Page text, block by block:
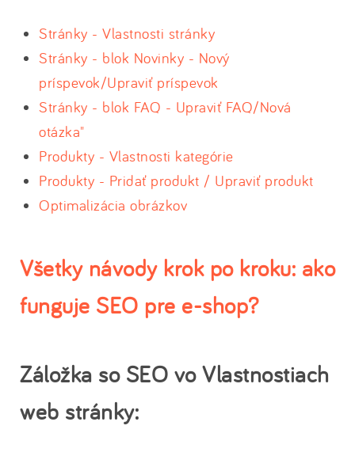
Stránky - Vlastnosti stránky
Stránky - blok Novinky - Nový
príspevok/Upraviť príspevok
Stránky - blok FAQ - Upraviť FAQ/Nová
otázka"
Produkty - Vlastnosti kategórie
Produkty - Pridať produkt / Upraviť produkt
Optimalizácia obrázkov
Všetky návody krok po kroku: ako
funguje SEO pre e-shop?
Záložka so SEO vo Vlastnostiach
web stránky: